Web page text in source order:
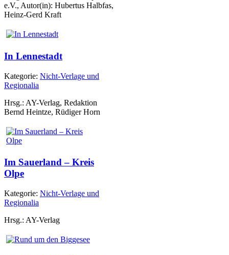
e.V., Autor(in): Hubertus Halbfas,
Heinz-Gerd Kraft
In Lennestadt
Kategorie: Nicht-Verlage und
Regionalia
Hrsg.: AY-Verlag, Redaktion
Bernd Heintze, Rüdiger Horn
Im Sauerland – Kreis
Olpe
Kategorie: Nicht-Verlage und
Regionalia
Hrsg.: AY-Verlag